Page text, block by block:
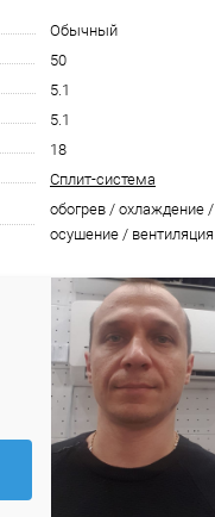
Обычный
50
5.1
5.1
18
Сплит-система
обогрев / охлаждение /
осушение / вентиляция